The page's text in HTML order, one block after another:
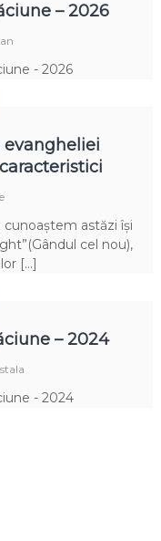
– 2026
- 2026
evangheliei
astăzi își
cel nou),
[…]
– 2024
- 2024